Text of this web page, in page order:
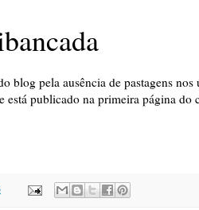
blog pela ausência de pastagens nos
está publicado na primeira página do